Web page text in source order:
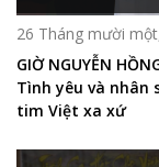
26 Tháng mười
GIỜ NGUYỄN
Tình yêu và nhân
tim Việt xa xứ